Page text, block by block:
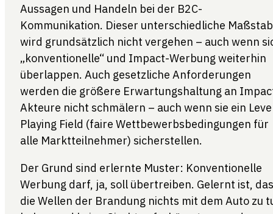
Aussagen und Handeln bei der B2C-
Kommunikation. Dieser unterschiedliche Maßstab
wird grundsätzlich nicht vergehen – auch wenn
„konventionelle“ und Impact-Werbung weiterhin
überlappen. Auch gesetzliche Anforderungen
werden die größere Erwartungshaltung an
Akteure nicht schmälern – auch wenn sie ein
Playing Field (faire Wettbewerbsbedingungen für
alle Marktteilnehmer) sicherstellen.
Der Grund sind erlernte Muster: Konventionelle
Werbung darf, ja, soll übertreiben. Gelernt ist,
die Wellen der Brandung nichts mit dem Auto zu